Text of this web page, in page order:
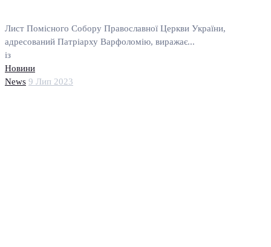
Лист Помісного Собору Православної Церкви України,
адресований Патріарху Варфоломію, виражає...
із
Новини
News 9 Лип 2023